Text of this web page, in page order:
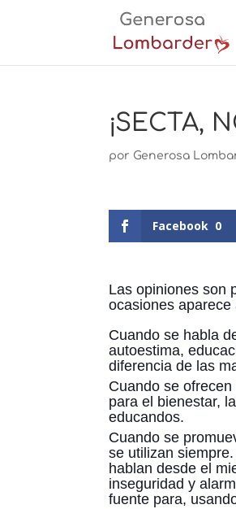
¡SECTA,
por Generosa
Facebook 0
Las opiniones son
ocasiones
Cuando se habla
autoestima,
diferencia de las
Cuando se
para el bienestar,
educandos.
Cuando se
se utilizan
hablan desde el
inseguridad y
fuente para,